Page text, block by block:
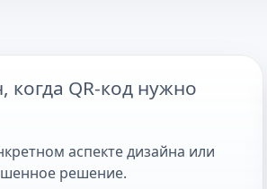
QR-код нужно
аспекте дизайна или
решение.